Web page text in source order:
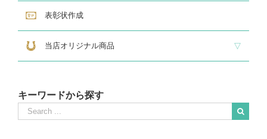
表彰状作成
当店オリジナル商品
キーワードから探す
Search
for: